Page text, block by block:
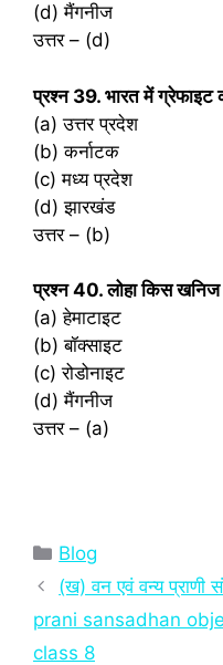
(d) मैंगनीज
उत्तर – (d)
प्रश्‍न 39. भारत में ग्रेफाइट
(a) उत्तर प्रदेश
(b) कर्नाटक
(c) मध्य प्रदेश
(d) झारखंड
उत्तर – (b)
प्रश्‍न 40. लोहा किस खनिज
(a) हेमाटाइट
(b) बॉक्साइट
(c) रोडोनाइट
(d) मैंगनीज
उत्तर – (a)
Categories
Blog
(ख) वन एवं वन्‍य
prani sansadhan
class 8